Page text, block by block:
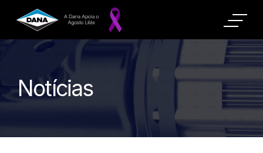
Notícias